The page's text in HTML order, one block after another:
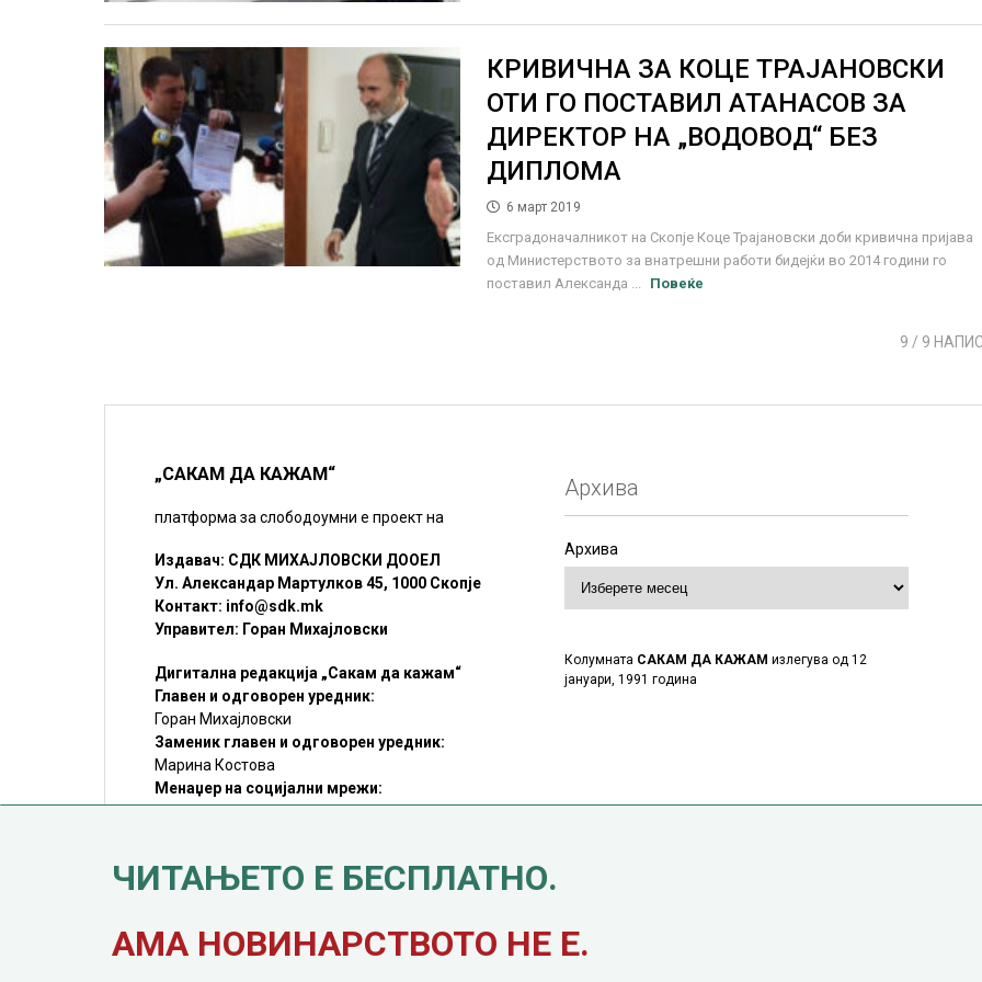
КРИВИЧНА ЗА КОЦЕ ТРАЈАНОВСКИ
ОТИ ГО ПОСТАВИЛ АТАНАСОВ ЗА
ДИРЕКТОР НА „ВОДОВОД“ БЕЗ
ДИПЛОМА
6 март 2019
Ексградоначалникот на Скопје Коце Трајановски доби кривична пријава
од Министерството за внатрешни работи бидејќи во 2014 години го
поставил Александа ...
Повеќе
9 / 9
„САКАМ ДА КАЖАМ“
платформа за слободоумни е проект на
Издавач: СДК МИХАЈЛОВСКИ ДООЕЛ
Ул. Александар Мартулков 45, 1000 Скопје
Контакт: info@sdk.mk
Управител: Горан Михајловски
Дигитална редакција „Сакам да кажам“
Главен и одговорен уредник:
Горан Михајловски
Заменик главен и одговорен уредник:
Марина Костова
Менаџер на социјални мрежи:
Мирослав Илиоски
©SDK.MK Крадењето авторски текстови е казниво со закон.
Преземањето на авторски содржини (текстови) од оваа
Архива
Архива
Колумната САКАМ ДА КАЖАМ излегува од 12
јануари, 1991 година
ЧИТАЊЕТО Е БЕСПЛАТНО.
АМА НОВИНАРСТВОТО НЕ Е.